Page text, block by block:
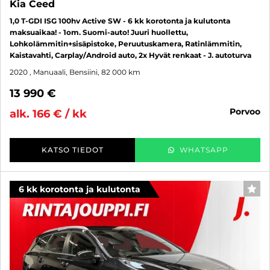
Kia Ceed
1,0 T-GDI ISG 100hv Active SW - 6 kk korotonta ja kulutonta
maksuaikaa! - 1om. Suomi-auto! Juuri huollettu,
Lohkolämmitin+sisäpistoke, Peruutuskamera, Ratinlämmitin,
Kaistavahti, Carplay/Android auto, 2x Hyvät renkaat - J. autoturva
2020 , Manuaali, Bensiini, 82 000 km
13 990 €
alk. 166 € / kk
porvoo
KATSO TIEDOT WHATSAPP
6 kk korotonta ja kulutonta